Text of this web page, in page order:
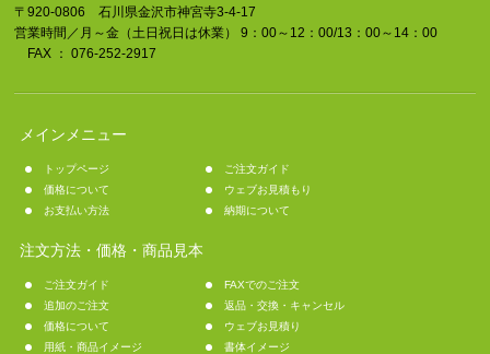
〒920-0806 石川県金沢市神宮寺3-4-17
営業時間／月～金（土日祝日は休業） 9：00～12：00/13：00～14：00
FAX ： 076-252-2917
メインメニュー
トップページ
ご注文ガイド
価格について
ウェブお見積もり
お支払い方法
納期について
注文方法・価格・商品見本
ご注文ガイド
FAXでのご注文
追加のご注文
返品・交換・キャンセル
価格について
ウェブお見積り
用紙・商品イメージ
書体イメージ